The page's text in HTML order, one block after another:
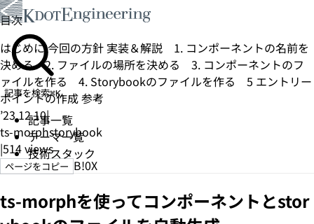
記事を検索⌘K
記事一覧
テーマ一覧
技術スタック
目次
はじめに今回の方針 実装＆解説
1. コンポーネントの名前を
決める 2. ファイルの場所を決める
3. コンポーネントのフ
ァイルを作る
4. Storybookのファイルを作る
5 エントリー
ポイントの作成参考
’23.12.10|
ts-morphstorybook
|514views
ページをコピー B!0X
ts-morphを使ってコンポーネントとstor